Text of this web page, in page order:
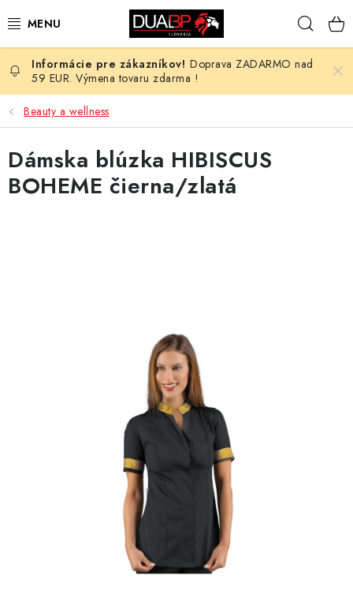
na
NOVÉ
PRACOVNÉ ODEVY
OBUV
HOTEL A SLUŽBY
Chránená dielňa
Pre firmy
Doprava, platba a zľavy
Potlač lôg
Formulár na výmenu tovaru
Reklamačný poriadok
Formulár na vrátenie tovaru /odstúpenie od zmluvy
Zásady ochrany osobných údajov
Doprava ZADARMO nad
59 EUR. Výmena tovaru zdarma !
Beauty a wellness
Dámska blúzka HIBISCUS
BOHEME čierna/zlatá